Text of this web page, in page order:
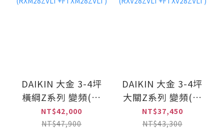
DAIKIN 大金 3-4坪
橫綱Z系列 變頻(冷
暖)一對一冷氣
(RXM28ZVLT+FTXM28ZVLT)
NT$42,000
NT$47,900
DAIKIN 大金 3-4坪
大關Z系列 變頻(冷
暖)一對一冷氣
NT$37,450
NT$43,300